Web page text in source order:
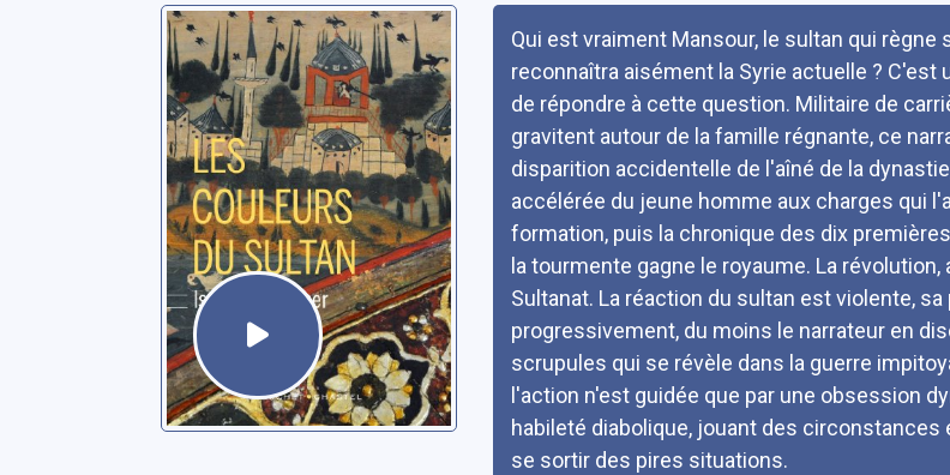
Qui est vraiment Mansour, le sultan qui
reconnaîtra aisément la Syrie actuelle ? C'est
de répondre à cette question. Militaire de
gravitent autour de la famille régnante, ce
disparition accidentelle de l'aîné de la
accélérée du jeune homme aux charges qui
formation, puis la chronique des dix
la tourmente gagne le royaume. La
Sultanat. La réaction du sultan est violente,
progressivement, du moins le narrateur en
scrupules qui se révèle dans la guerre
l'action n'est guidée que par une obsession
habileté diabolique, jouant des
se sortir des pires situations.